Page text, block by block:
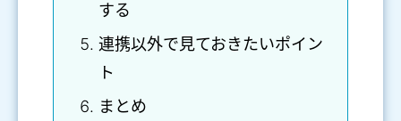
する
連携以外で見ておきたいポイン
ト
まとめ